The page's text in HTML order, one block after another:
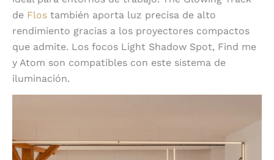
de Flos también aporta luz precisa de alto
rendimiento gracias a los proyectores compactos
que admite. Los focos Light Shadow Spot, Find me
y Atom son compatibles con este sistema de
iluminación.